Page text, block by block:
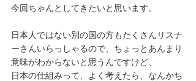
今回ちゃんとしてきたいと思います。
日本人ではない別の国の方もたくさんリスナ
ーさんいらっしゃるので、ちょっとあんまり
意味がわからないと思うんですけど、
日本の仕組みって、よく考えたら、なんかち